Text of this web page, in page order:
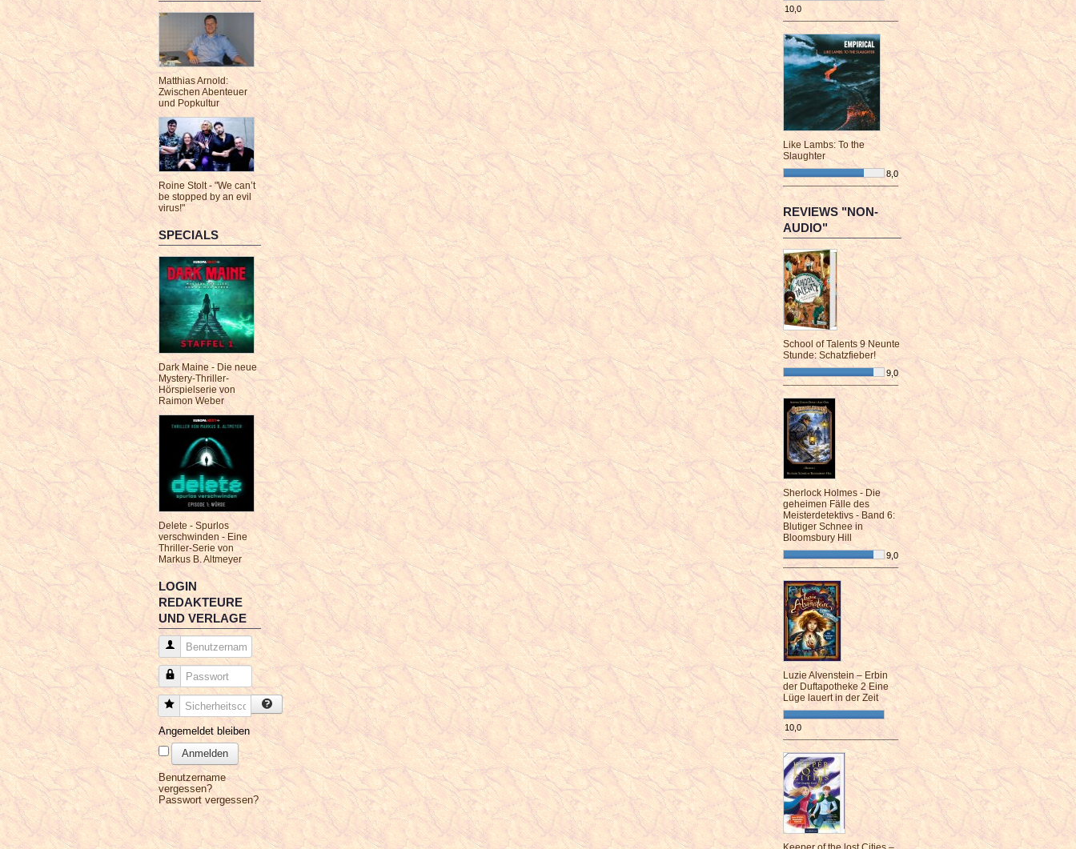
Matthias Arnold:
Zwischen Abenteuer
und Popkultur
Roine Stolt - "We can’t
be stopped by an evil
virus!"
SPECIALS
Dark Maine - Die neue
Mystery-Thriller-
Hörspielserie von
Raimon Weber
Delete - Spurlos
verschwinden - Eine
Thriller-Serie von
Markus B. Altmeyer
LOGIN
REDAKTEURE
UND VERLAGE
Benutzername
Passwort
Sicherheitscode
Angemeldet bleiben
Anmelden
Benutzername
vergessen?
Passwort vergessen?
10,0
¯¯¯¯¯¯¯¯¯¯¯¯¯¯¯¯¯¯¯¯¯¯¯¯
Like Lambs: To the
Slaughter
8,0
¯¯¯¯¯¯¯¯¯¯¯¯¯¯¯¯¯¯¯¯¯¯¯¯
REVIEWS "NON-
AUDIO"
School of Talents 9 Neunte
Stunde: Schatzfieber!
9,0
¯¯¯¯¯¯¯¯¯¯¯¯¯¯¯¯¯¯¯¯¯¯¯¯
Sherlock Holmes - Die
geheimen Fälle des
Meisterdetektivs - Band 6:
Blutiger Schnee in
Bloomsbury Hill
9,0
¯¯¯¯¯¯¯¯¯¯¯¯¯¯¯¯¯¯¯¯¯¯¯¯
Luzie Alvenstein – Erbin
der Duftapotheke 2 Eine
Lüge lauert in der Zeit
10,0
¯¯¯¯¯¯¯¯¯¯¯¯¯¯¯¯¯¯¯¯¯¯¯¯